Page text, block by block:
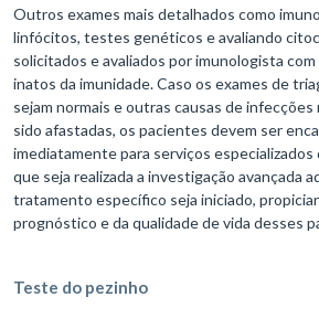
Outros exames mais detalhados como
linfócitos, testes genéticos e avaliando
solicitados e avaliados por imunologista
inatos da imunidade. Caso os exames de
sejam normais e outras causas de
sido afastadas, os pacientes devem ser
imediatamente para serviços especializados
que seja realizada a investigação avançada
tratamento específico seja iniciado,
prognóstico e da qualidade de vida desses
Teste do pezinho